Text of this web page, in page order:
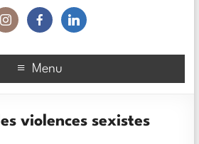
Menu
violences sexistes